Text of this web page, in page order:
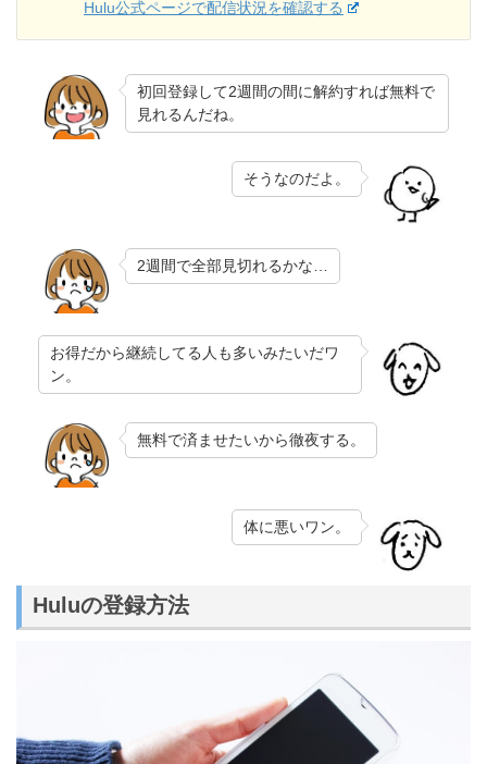
Hulu公式ページで配信状況を確認する
初回登録して2週間の間に解約すれば無料で
見れるんだね。
そうなのだよ。
2週間で全部見切れるかな…
お得だから継続してる人も多いみたいだワ
ン。
無料で済ませたいから徹夜する。
体に悪いワン。
Huluの登録方法